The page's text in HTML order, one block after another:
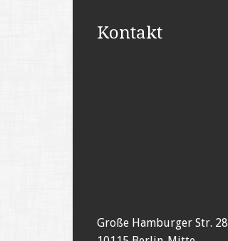
Kontakt
Große Hamburger Str. 28